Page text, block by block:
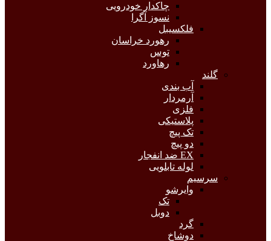
چاکدار خودرویی
نسوز آگرا
فلکسیبل
رهورد خراسان
توس
رهاورد
گلند
آب بندی
آرمردار
فلزی
پلاستیکی
تک پیچ
دو پیچ
EX ضد انفجار
لوله تابلویی
سرسیم
وایرشو
تک
دوبل
گرد
دوشاخ